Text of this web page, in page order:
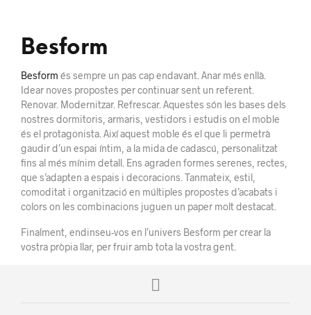
Besform
Besform és sempre un pas cap endavant. Anar més enllà.
Idear noves propostes per continuar sent un referent.
Renovar. Modernitzar. Refrescar. Aquestes són les bases dels
nostres dormitoris, armaris, vestidors i estudis on el moble
és el protagonista. Així aquest moble és el que li permetrà
gaudir d’un espai íntim, a la mida de cadascú, personalitzat
fins al més mínim detall. Ens agraden formes serenes, rectes,
que s’adapten a espais i decoracions. Tanmateix, estil,
comoditat i organització en múltiples propostes d’acabats i
colors on les combinacions juguen un paper molt destacat.
Finalment, endinseu-vos en l’univers Besform per crear la
vostra pròpia llar, per fruir amb tota la vostra gent.